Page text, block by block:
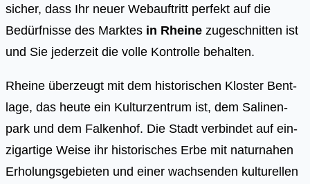
sicher, dass Ihr neuer Webauftritt perfekt auf die
Bedürfnisse des Marktes in Rheine zugeschnitten ist
und Sie jederzeit die volle Kontrolle behalten.
Rhei­ne über­zeugt mit dem his­to­ri­schen Klos­ter Bent­
la­ge, das heu­te ein Kul­tur­zen­trum ist, dem Sali­nen­
park und dem Fal­ken­hof. Die Stadt ver­bin­det auf ein­
zig­ar­ti­ge Wei­se ihr his­to­ri­sches Erbe mit natur­na­hen
Erho­lungs­ge­bie­ten und einer wach­sen­den kul­tu­rel­len